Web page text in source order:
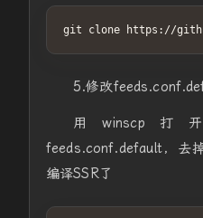
git clone https://
5.修改
用winscp打
feeds.conf.default，去
编译SSR了